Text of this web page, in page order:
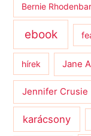
Bernie
ebook
hírek Jane
Jennifer Crusie
karácsony